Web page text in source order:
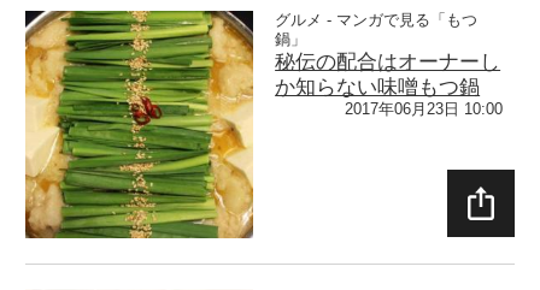
グルメ - マンガで見る「もつ
鍋」
秘伝の配合はオーナーし
か知らない味噌もつ鍋
2017年06月23日 10:00